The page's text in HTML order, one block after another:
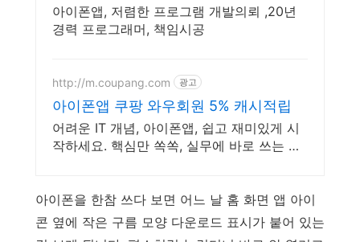
아이폰앱, 저렴한 프로그램 개발의뢰 ,20년
경력 프로그래머, 책임시공
http://m.coupang.com 광고
아이폰앱 쿠팡 와우회원 5% 캐시적립
어려운 IT 개념, 아이폰앱, 쉽고 재미있게 시
작하세요. 핵심만 쏙쏙, 실무에 바로 쓰는 지
아이폰을 한참 쓰다 보면 어느 날 홈 화면 앱 아이
콘 옆에 작은 구름 모양 다운로드 표시가 붙어 있는